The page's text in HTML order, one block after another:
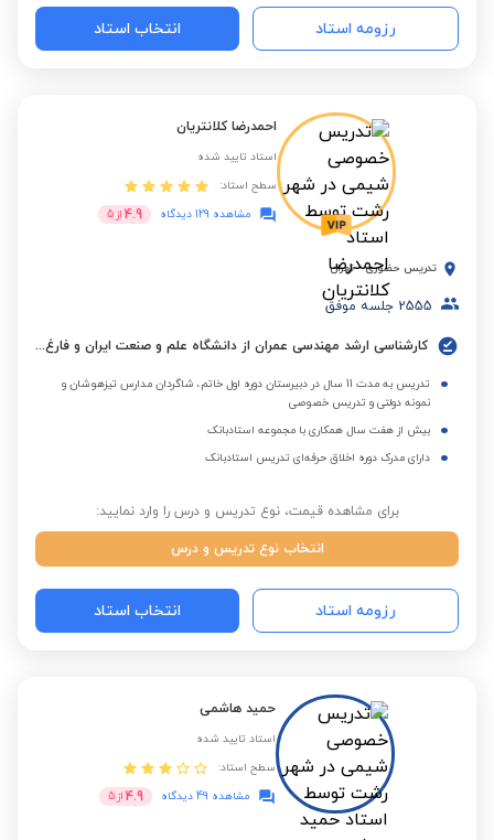
رزومه استاد انتخاب استاد
احمدرضا کلانتریان
استاد تایید شده
سطح استاد:
مشاهده 129 دیدگاه
4.9 از 5
تدریس حضوری - تهران
2555 جلسه موفق
کارشناسی ارشد مهندسی عمران از دانشگاه علم و صنعت ایران و فارغ التحصیل کارشناسی از دانشگاه امیرکبیر(پلی تکنیک)
تدریس به مدت 11 سال در دبیرستان دوره اول خاتم، شاگردان مدارس تیزهوشان و
نمونه دولتی و تدریس خصوصی
بیش از هفت سال همکاری با مجموعه استادبانک
دارای مدرک دوره اخلاق حرفه‌ای تدریس استادبانک
برای مشاهده قیمت، نوع تدریس و درس را وارد نمایید:
انتخاب نوع تدریس و درس
رزومه استاد انتخاب استاد
حمید هاشمی
استاد تایید شده
سطح استاد:
مشاهده 49 دیدگاه
4.9 از 5